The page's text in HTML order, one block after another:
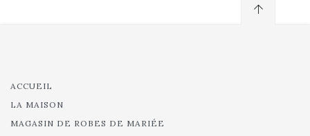
ACCUEIL
LA MAISON
MAGASIN DE ROBES DE MARIÉE